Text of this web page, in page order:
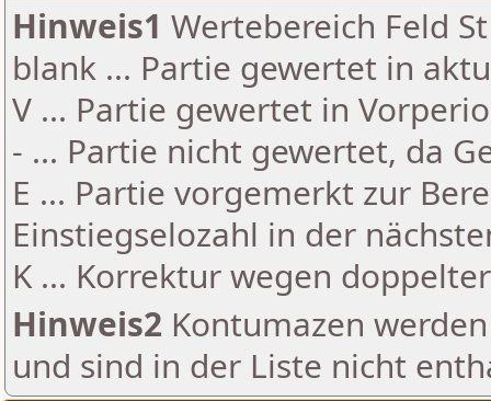
Hinweis1 Wertebereich Feld
blank ... Partie gewertet in
V ... Partie gewertet in
- ... Partie nicht gewertet, da
E ... Partie vorgemerkt zur
Einstiegselozahl in der
K ... Korrektur wegen
Hinweis2 Kontumazen
und sind in der Liste nicht